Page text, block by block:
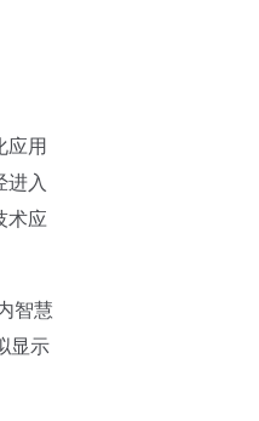
应用
进入
术应
智慧
显示